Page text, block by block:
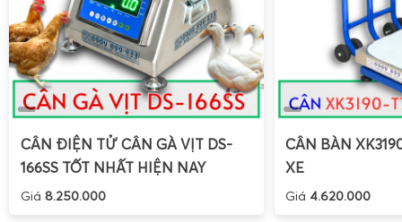
Tại nhà vườn và vựa thu mua, DS-166SS thường được sử
Cân sầu riêng nguyên tráiđể phân loại theo trọng
khẩu hoặc tiêu thụ nội địa.
Cân sầu riêng theo lô khi giao nhận giữa nhà vườn
Cân sầu riêng nhà vườnngay tại vườn hoặc tại điểm
chắc chắn, dễ di chuyển.
CÂN ĐIỆN TỬ CÂN GÀ VỊT DS-
166SS TỐT NHẤT HIỆN NAY
Giá 8.250.000
CÂN BÀN
XE
Giá 4.620.000